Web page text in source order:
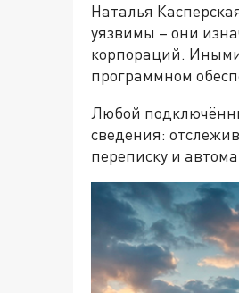
Наталья
уязвимы – они
корпораций.
программном
Любой
сведения:
переписку и